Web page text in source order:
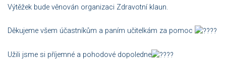
Výtěžek bude věnován organizaci Zdravotní klaun.
Děkujeme všem účastníkům a paním učitelkám za pomoc
Užili jsme si příjemné a pohodové dopoledne